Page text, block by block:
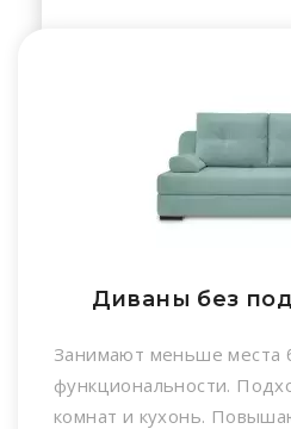
Диваны без
Занимают меньше места
функциональности.
комнат и кухонь.